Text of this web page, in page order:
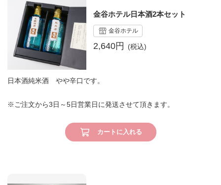
金谷ホテル日本酒2本セット
金谷ホテル
2,640円
日本酒純米酒 やや辛口です。
※ご注文から3日～5日営業日に発送させて頂きます。
カートに入れる